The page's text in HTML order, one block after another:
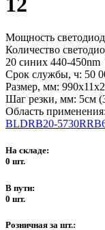
Мощность
Количество
20 синих 440-450nm
Срок службы, ч: 50
Размер, мм:
Шаг резки, мм: 5см
Область
BLDRB20-
На складе:
0 шт.
В пути:
0 шт.
Розничная за шт.: